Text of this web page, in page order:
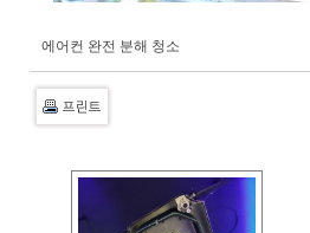
에어컨 완전 분해 청소